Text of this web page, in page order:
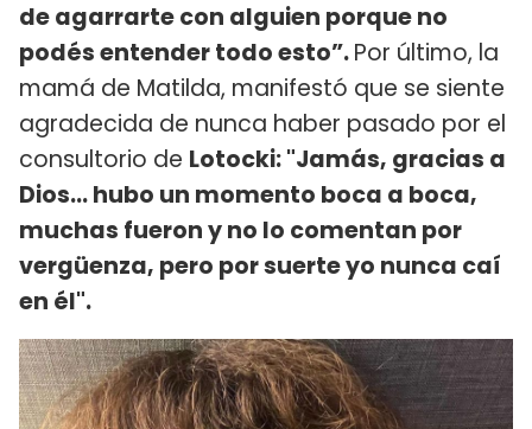
de agarrarte con alguien porque no
podés entender todo esto”.Por último, la
mamá de Matilda, manifestó que se siente
agradecida de nunca haber pasado por el
consultorio de Lotocki: "Jamás, gracias a
Dios... hubo un momento boca a boca,
muchas fueron y no lo comentan por
vergüenza, pero por suerte yo nunca caí
en él".